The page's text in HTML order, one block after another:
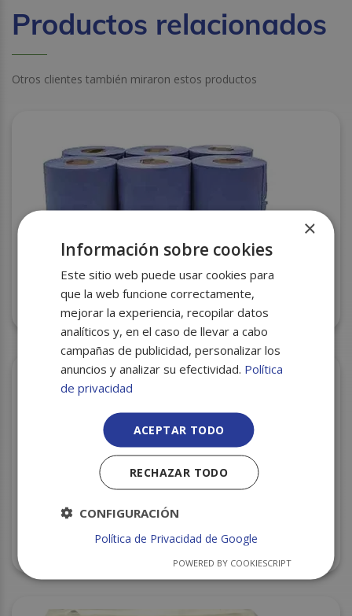
Productos relacionados
Otros clientes también miraron estos productos
BOBINA MECHA GOFRADA AZUL S/6
SERVILLETAS 40X40 AZUL 2H C/24
×
Información sobre cookies
Este sitio web puede usar cookies para
que la web funcione correctamente,
mejorar la experiencia, recopilar datos
analíticos y, en el caso de llevar a cabo
campañas de publicidad, personalizar los
anuncios y analizar su efectividad. Política
de privacidad
ACEPTAR TODO
RECHAZAR TODO
CONFIGURACIÓN
Política de Privacidad de Google
POWERED BY COOKIESCRIPT